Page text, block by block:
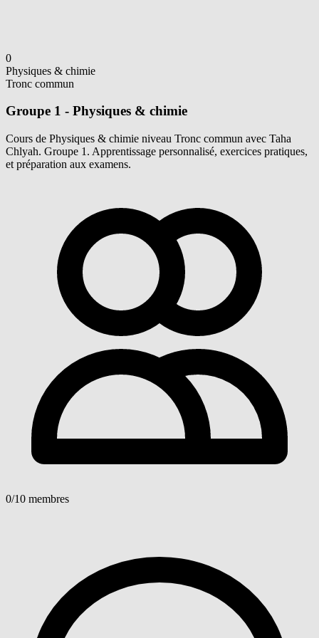
0
Physiques & chimie
Tronc commun
Groupe 1 - Physiques & chimie
Cours de Physiques & chimie niveau Tronc commun avec Taha
Chlyah. Groupe 1. Apprentissage personnalisé, exercices pratiques,
et préparation aux examens.
0/10 membres